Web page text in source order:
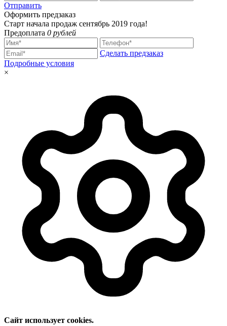
Отправить
Оформить предзаказ
Старт начала продаж сентябрь 2019 года!
Предоплата 0 рублей
Сделать предзаказ
Подробные условия
×
Сайт использует cookies.